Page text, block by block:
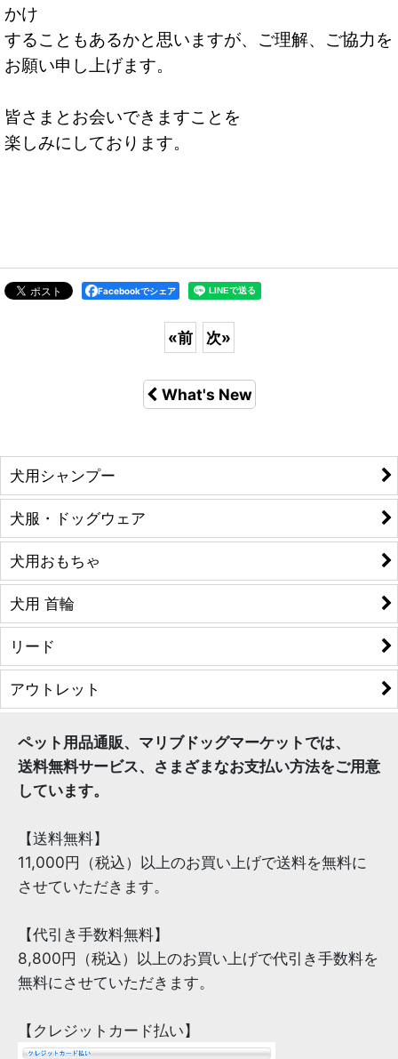
かけ
することもあるかと思いますが、ご理解、ご協力を
お願い申し上げます。
皆さまとお会いできますことを
楽しみにしております。
Facebookでシェア
«前 次»
What's New
犬用シャンプー
犬服・ドッグウェア
犬用おもちゃ
犬用 首輪
リード
アウトレット
ペット用品通販、マリブドッグマーケットでは、
送料無料サービス、さまざまなお支払い方法をご用意
しています。
【送料無料】
11,000円（税込）以上のお買い上げで送料を無料に
させていただきます。
【代引き手数料無料】
8,800円（税込）以上のお買い上げで代引き手数料を
無料にさせていただきます。
【クレジットカード払い】